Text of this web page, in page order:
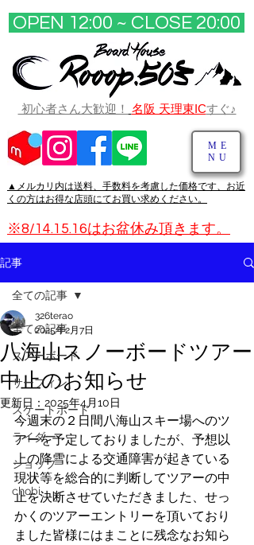
OPEN 12:00 ~ CLOSE 20:00​
初心者さん大歓迎！ 名阪 天理東ICすぐ♪
▲メルカリ 内は送料、手数料を考慮した価格です、お近
くの方はお得な店頭にてお買い求めください。
※8/14.15.16はお盆休み頂きます。
ME
NU
記事
全ての記事
スノーボード
サーフィン
スケートボード
ライダー
ショップ
chobi
全ての記事
八海山スノーボードツアー
中止のお知らせ
326terao
2025年2月7日
更新日： 2025年4月10日
今週末の２日間八海山スキー場へのツ
アーを予定しておりましたが、予想以
上の降雪による交通障害が起きている
現状等を総合的に判断してツアーの中
止を決断させていただきました、せっ
かくのツアーエントリーを頂いており
ました皆様にはまことに残念なお知ら